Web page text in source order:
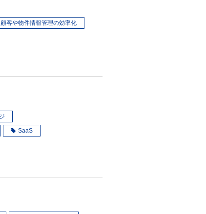
顧客や物件情報管理の効率化
SaaS